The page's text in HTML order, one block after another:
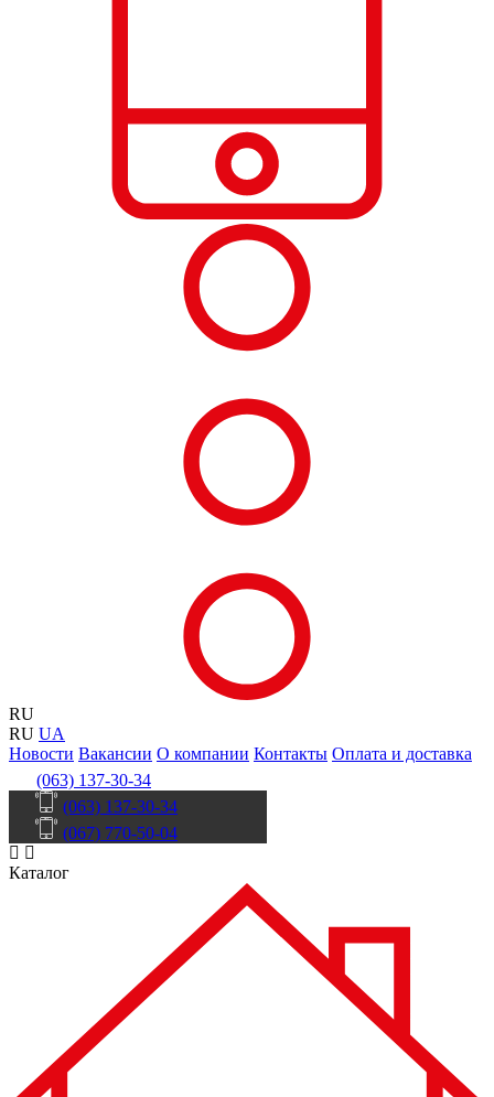
RU
RU UA
Новости Вакансии О компании Контакты Оплата и доставка
(063) 137-30-34
(063) 137-30-34
(067) 770-50-04
Каталог